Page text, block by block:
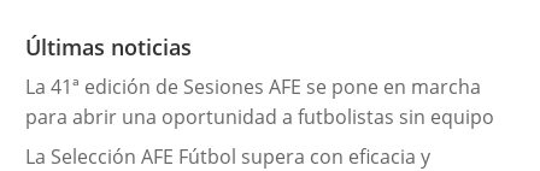
r
a
s
Últimas noticias
La 41ª edición de Sesiones AFE se pone en marcha
para abrir una oportunidad a futbolistas sin equipo
La Selección AFE Fútbol supera con eficacia y